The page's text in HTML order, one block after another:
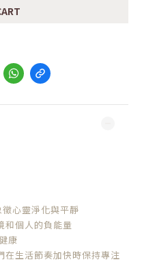
心靈淨化與平靜
和個人的負能量
康
在生活節奏加快時保持專注